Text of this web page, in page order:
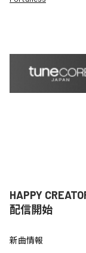
HAPPY
配信開始
新曲情報